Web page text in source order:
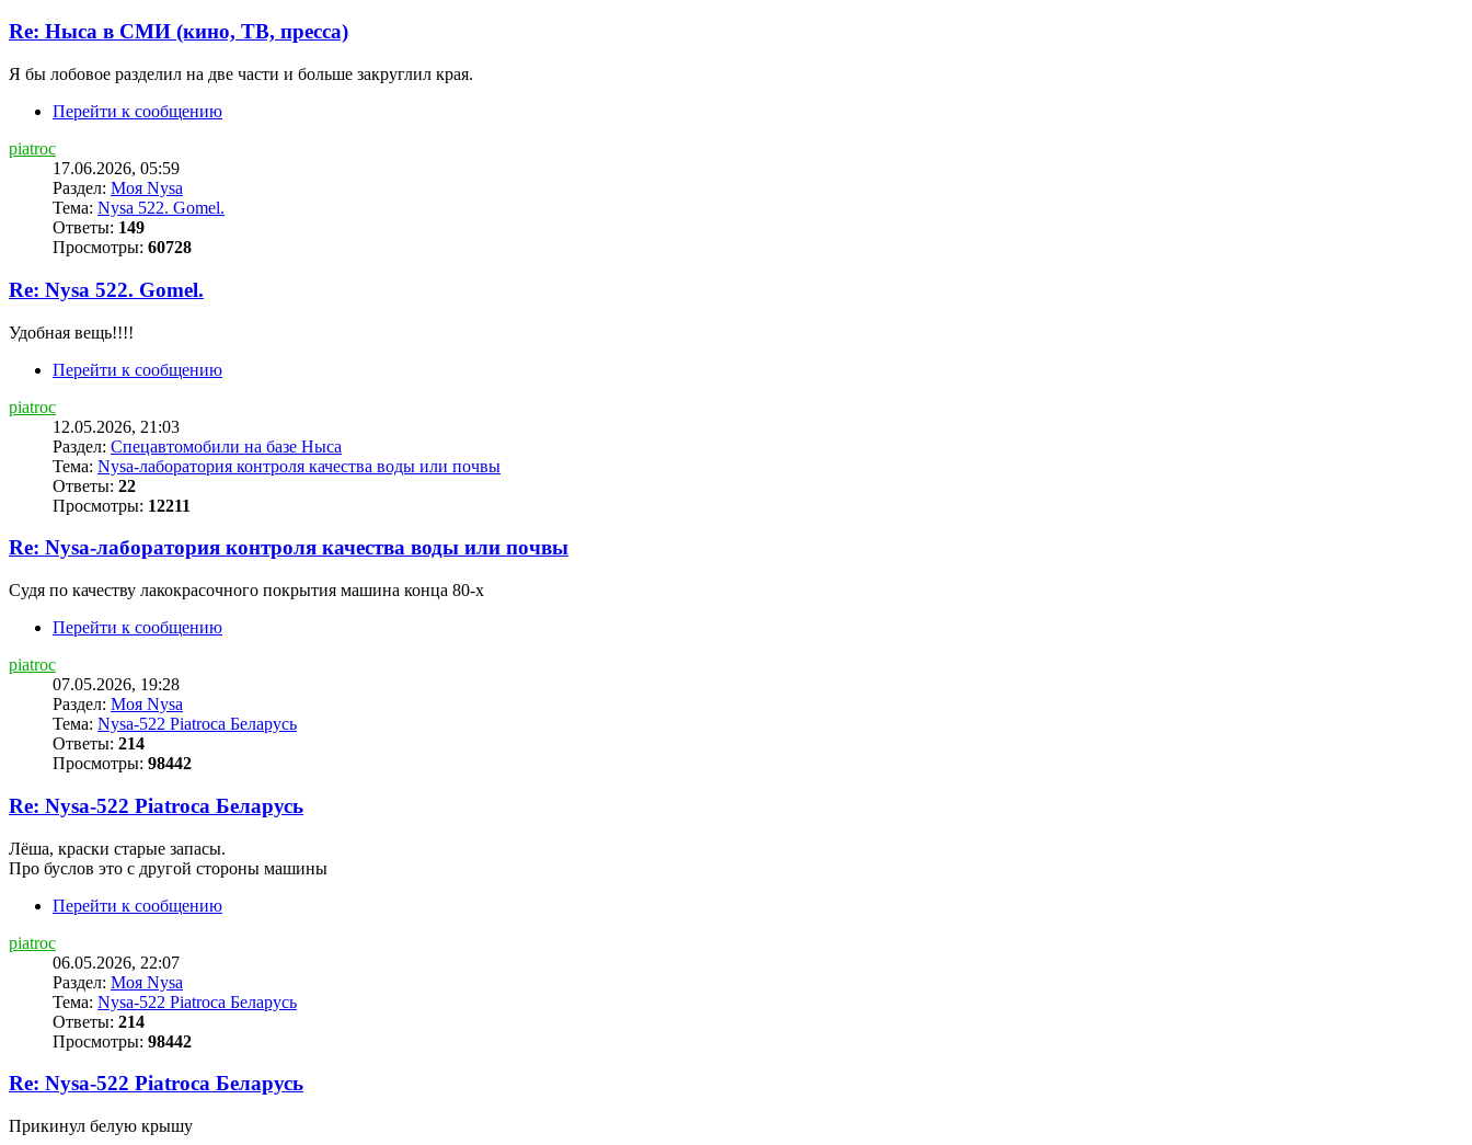
Re: Ныса в СМИ (кино, ТВ, пресса)
Я бы лобовое разделил на две части и больше закруглил края.
Перейти к сообщению
piatroc
17.06.2026, 05:59
Раздел: Моя Nysa
Тема: Nysa 522. Gomel.
Ответы: 149
Просмотры: 60728
Re: Nysa 522. Gomel.
Удобная вещь!!!!
Перейти к сообщению
piatroc
12.05.2026, 21:03
Раздел: Спецавтомобили на базе Ныса
Тема: Nysa-лаборатория контроля качества воды или почвы
Ответы: 22
Просмотры: 12211
Re: Nysa-лаборатория контроля качества воды или почвы
Судя по качеству лакокрасочного покрытия машина конца 80-х
Перейти к сообщению
piatroc
07.05.2026, 19:28
Раздел: Моя Nysa
Тема: Nysa-522 Piatroca Беларусь
Ответы: 214
Просмотры: 98442
Re: Nysa-522 Piatroca Беларусь
Лёша, краски старые запасы.
Про буслов это с другой стороны машины
Перейти к сообщению
piatroc
06.05.2026, 22:07
Раздел: Моя Nysa
Тема: Nysa-522 Piatroca Беларусь
Ответы: 214
Просмотры: 98442
Re: Nysa-522 Piatroca Беларусь
Прикинул белую крышу